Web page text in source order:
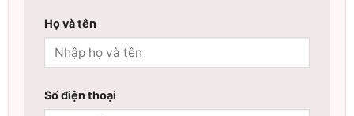
Họ và tên
Số điện thoại